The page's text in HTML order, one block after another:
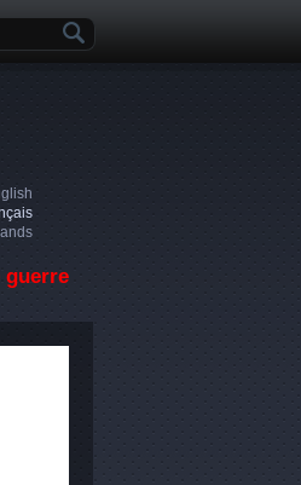
recherche
guerre